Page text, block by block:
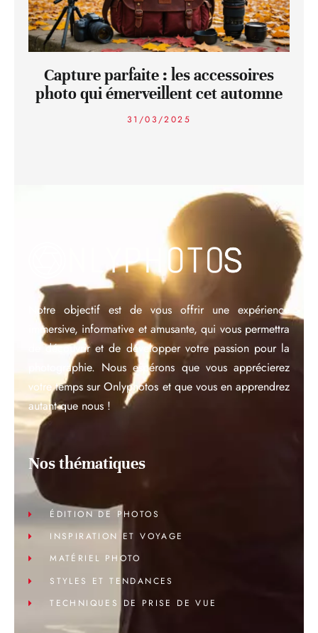
Capture parfaite : les accessoires
photo qui émerveillent cet automne
31/03/2025
Notre objectif est de vous offrir une expérience
immersive, informative et amusante, qui vous permettra
de découvrir et de développer votre passion pour la
photographie. Nous espérons que vous apprécierez
votre temps sur Onlyphotos et que vous en apprendrez
autant que nous !
Nos thématiques
ÉDITION DE PHOTOS
INSPIRATION ET VOYAGE
MATÉRIEL PHOTO
STYLES ET TENDANCES
TECHNIQUES DE PRISE DE VUE